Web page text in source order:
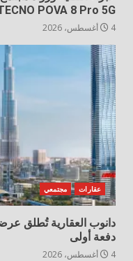
POVA 8 Pro 5G
4 أغسطس، 2026
عقارات مجتمعي
دانوب العقارية تُطلق
دفعة أولى
4 أغسطس، 2026